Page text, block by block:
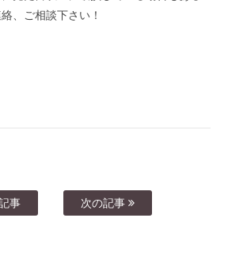
、ご相談下さい！
事 次の記事